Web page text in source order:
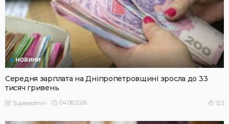
НОВИНИ
Середня зарплата на Дніпропетровщині зросла до 33
тисяч гривень
Superadmin 04.08.2026 123